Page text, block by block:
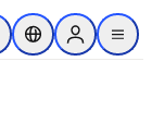
principal
búsqueda
Selector deSign in to
menu